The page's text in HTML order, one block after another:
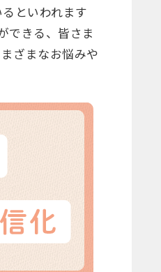
といわれます
できる、皆さま
ざまなお悩みや